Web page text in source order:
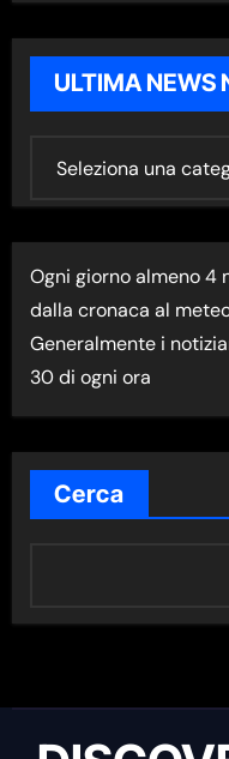
ULTIMA NEWS
M
A
N
E
W
S
E
A
Ogni giorno almeno 4
dalla cronaca al
Generalmente i
30 di ogni ora
Cerca